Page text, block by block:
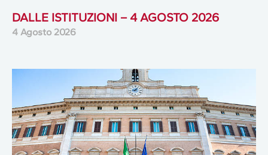
DALLE ISTITUZIONI – 4 AGOSTO 2026
4 Agosto 2026